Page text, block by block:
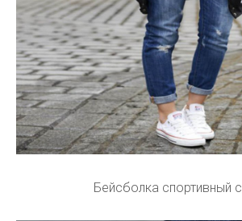
Бейсболка спортивный